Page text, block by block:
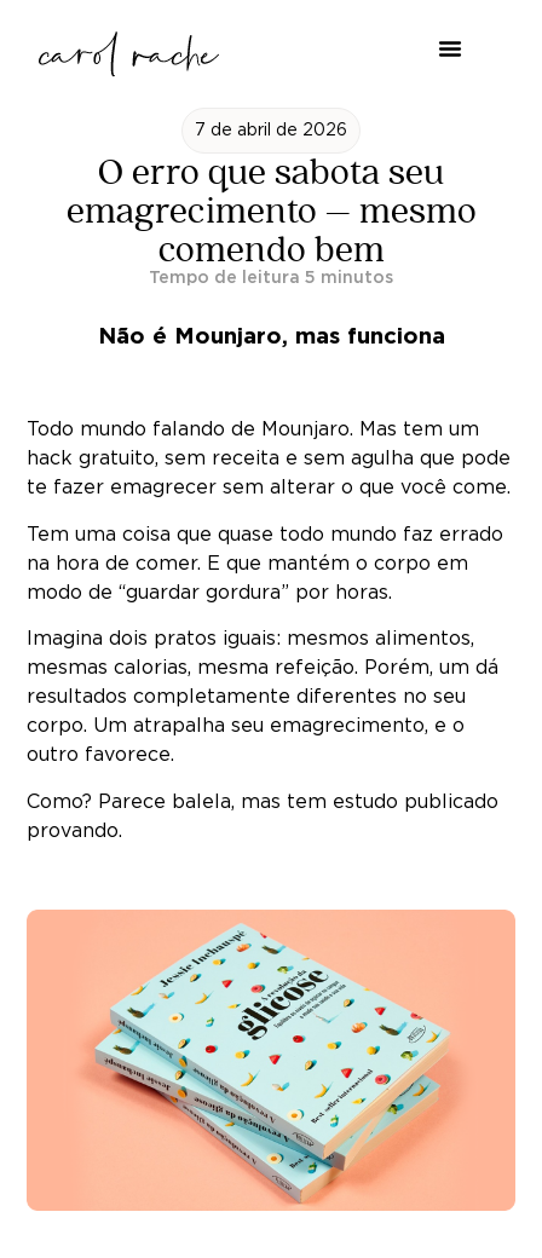
7 de abril de 2026
O erro que sabota seu
emagrecimento – mesmo
comendo bem
Não é Mounjaro, mas funciona
Todo mundo falando de Mounjaro. Mas tem um
hack gratuito, sem receita e sem agulha que pode
te fazer emagrecer sem alterar o que você come.
Tem uma coisa que quase todo mundo faz errado
na hora de comer. E que mantém o corpo em
modo de “guardar gordura” por horas.
Imagina dois pratos iguais: mesmos alimentos,
mesmas calorias, mesma refeição. Porém, um dá
resultados completamente diferentes no seu
corpo. Um atrapalha seu emagrecimento, e o
outro favorece.
Como? Parece balela, mas tem estudo publicado
provando.